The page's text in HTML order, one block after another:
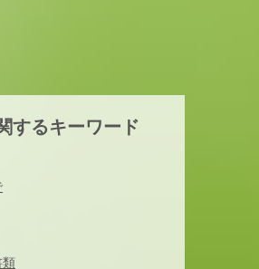
するキーワード
類